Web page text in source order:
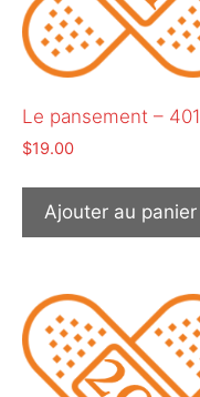
Le pansement – 401
$19.00
Ajouter au panier